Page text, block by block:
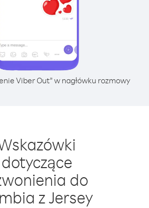
Viber Out” w nagłówku rozmowy
dotyczące
do
z Jersey